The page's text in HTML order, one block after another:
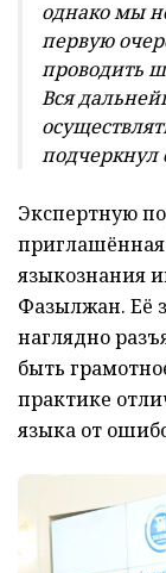
однако мы
первую
проводить
Вся
подчеркнул
Экспертную
языкознания
Фазылжан. Её
наглядно
быть
практике
языка от